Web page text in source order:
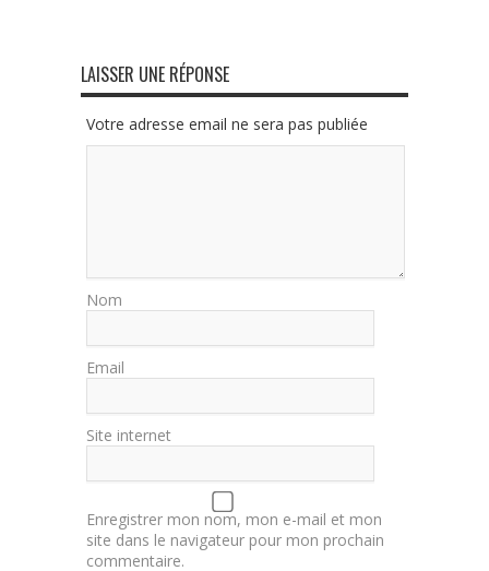
LAISSER UNE RÉPONSE
Votre adresse email ne sera pas publiée
Nom
Email
Site internet
Enregistrer mon nom, mon e-mail et mon
site dans le navigateur pour mon prochain
commentaire.